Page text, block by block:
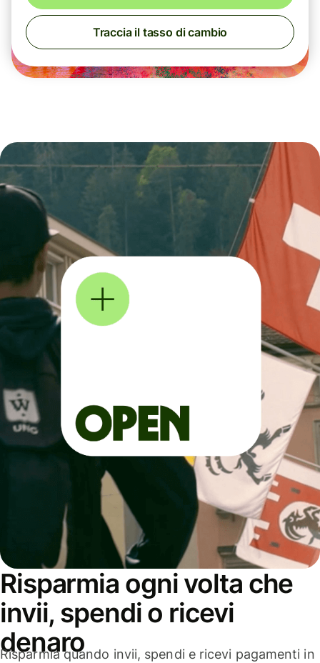
Traccia il tasso di cambio
Risparmia ogni volta che
invii, spendi o ricevi
denaro
Risparmia quando invii, spendi e ricevi pagamenti in